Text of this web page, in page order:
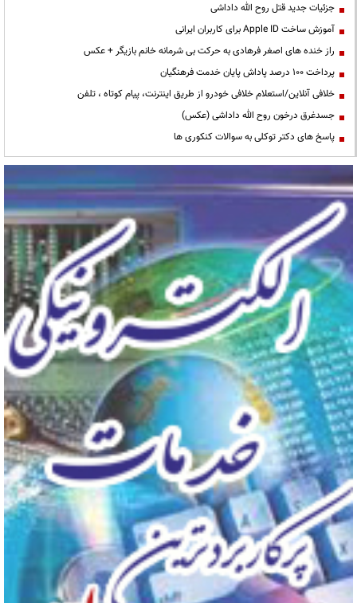
جزئیات جدید قتل روح الله داداشی
آموزش ساخت Apple ID برای کاربران ایرانی
راز خنده های اصغر فرهادی به حرکت بی شرمانه خانم بازیگر + عکس
پرداخت ۱۰۰ درصد پاداش پایان خدمت فرهنگیان
خلافی آنلاین/استعلام خلافی خودرو از طریق اینترنت، پیام کوتاه ، تلفن
جسدغرق درخون روح الله داداشی (عکس)
پاسخ های دکتر توکلی به سوالات کنکوری ها